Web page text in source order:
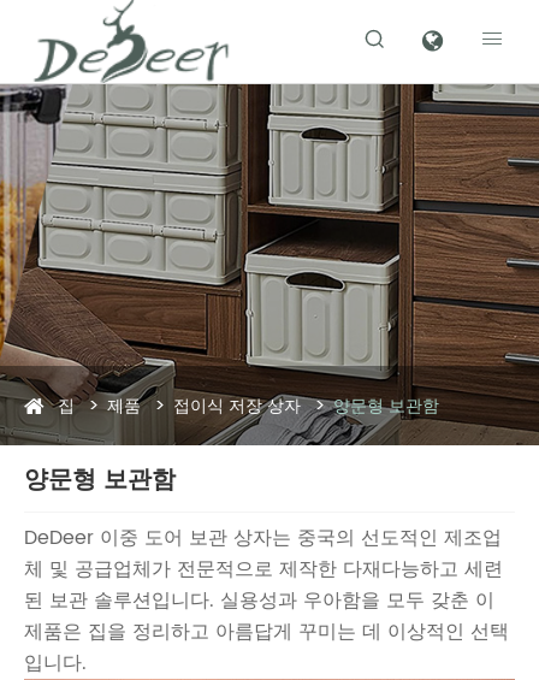
 
집 제품 접이식 저장 상자 양문형 보관함
양문형 보관함
DeDeer 이중 도어 보관 상자는 중국의 선도적인 제조업
체 및 공급업체가 전문적으로 제작한 다재다능하고 세련
된 보관 솔루션입니다. 실용성과 우아함을 모두 갖춘 이
제품은 집을 정리하고 아름답게 꾸미는 데 이상적인 선택
입니다.